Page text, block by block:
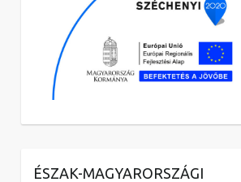
ÉSZAK-MAGYARORSZÁGI